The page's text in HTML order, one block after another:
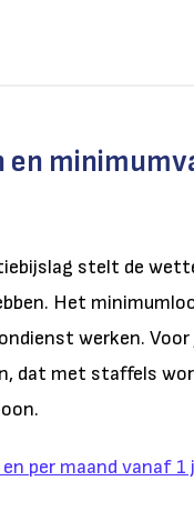
en
stelt de
Het
werken.
dat met staffels
per maand vanaf 1